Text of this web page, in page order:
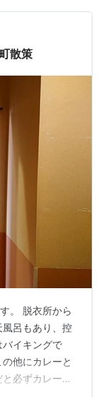
の先に青函連
、大浴場（…
散策
。 脱衣所から
呂もあり、控
イキングで
他にカレーと
必ずカレーを